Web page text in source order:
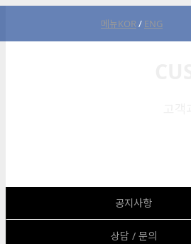
메뉴KOR/ ENG
공지사항
상담 / 문의